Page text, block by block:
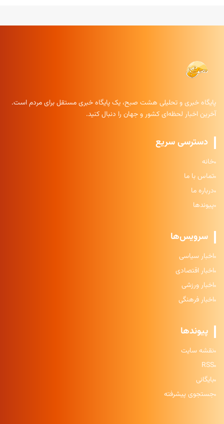
پایگاه خبری و تحلیلی هشت صبح، یک پایگاه خبری مستقل برای مردم است.
آخرین اخبار لحظه‌ای کشور و جهان را دنبال کنید.
دسترسی سریع
خانه
تماس با ما
درباره ما
پیوندها
سرویس‌ها
اخبار سیاسی
اخبار اقتصادی
اخبار ورزشی
اخبار فرهنگی
پیوندها
نقشه سایت
RSS
بایگانی
جستجوی پیشرفته